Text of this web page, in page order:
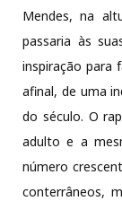
Mendes, na
passaria às
inspiração para
afinal, de uma
do século. O
adulto e a
número
conterrâneos,